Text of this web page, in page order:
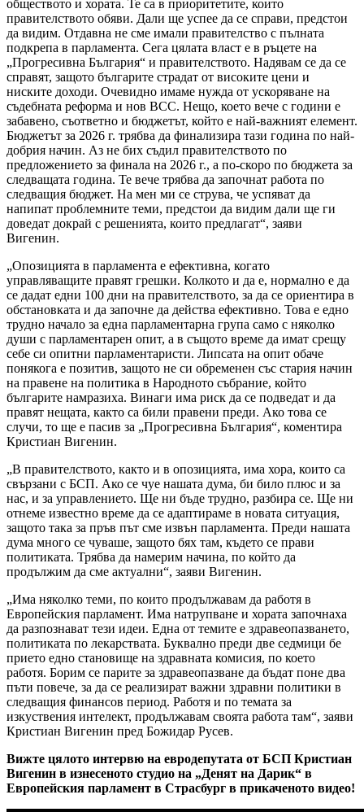
обществото и хората. Те са в приоритетите, които
правителството обяви. Дали ще успее да се справи, предстои
да видим. Отдавна не сме имали правителство с пълната
подкрепа в парламента. Сега цялата власт е в ръцете на
„Прогресивна България“ и правителството. Надявам се да се
справят, защото българите страдат от високите цени и
ниските доходи. Очевидно имаме нужда от ускоряване на
съдебната реформа и нов ВСС. Нещо, което вече с години е
забавено, съответно и бюджетът, който е най-важният елемент.
Бюджетът за 2026 г. трябва да финализира тази година по най-
добрия начин. Аз не бих съдил правителството по
предложението за финала на 2026 г., а по-скоро по бюджета за
следващата година. Те вече трябва да започнат работа по
следващия бюджет. На мен ми се струва, че успяват да
напипат проблемните теми, предстои да видим дали ще ги
доведат докрай с решенията, които предлагат“, заяви
Вигенин.
„Опозицията в парламента е ефективна, когато
управляващите правят грешки. Колкото и да е, нормално е да
се дадат едни 100 дни на правителството, за да се ориентира в
обстановката и да започне да действа ефективно. Това е едно
трудно начало за една парламентарна група само с няколко
души с парламентарен опит, а в същото време да имат срещу
себе си опитни парламентаристи. Липсата на опит обаче
понякога е позитив, защото не си обременен със стария начин
на правене на политика в Народното събрание, който
българите намразиха. Винаги има риск да се подведат и да
правят нещата, както са били правени преди. Ако това се
случи, то ще е пасив за „Прогресивна България“, коментира
Кристиан Вигенин.
„В правителството, както и в опозицията, има хора, които са
свързани с БСП. Ако се чуе нашата дума, би било плюс и за
нас, и за управлението. Ще ни бъде трудно, разбира се. Ще ни
отнеме известно време да се адаптираме в новата ситуация,
защото така за пръв път сме извън парламента. Преди нашата
дума много се чуваше, защото бях там, където се прави
политиката. Трябва да намерим начина, по който да
продължим да сме актуални“, заяви Вигенин.
„Има няколко теми, по които продължавам да работя в
Европейския парламент. Има натрупване и хората започнаха
да разпознават тези идеи. Една от темите е здравеопазването,
политиката по лекарствата. Буквално преди две седмици бе
прието едно становище на здравната комисия, по което
работя. Борим се парите за здравеопазване да бъдат поне два
пъти повече, за да се реализират важни здравни политики в
следващия финансов период. Работя и по темата за
изкуствения интелект, продължавам своята работа там“, заяви
Кристиан Вигенин пред Божидар Русев.
Вижте цялото интервю на евродепутата от БСП Кристиан
Вигенин в изнесеното студио на „Денят на Дарик“ в
Европейския парламент в Страсбург в прикаченото видео!